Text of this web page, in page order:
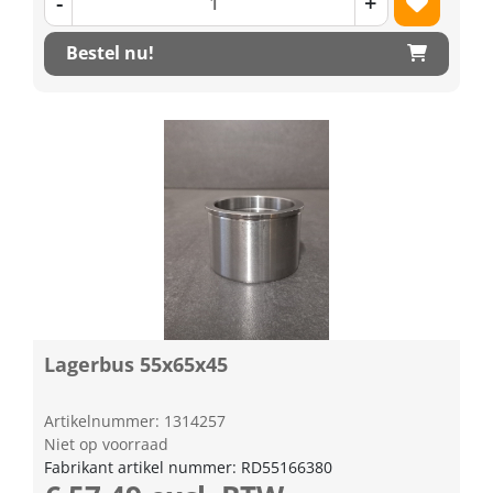
Bestel nu!
Lagerbus 55x65x45
Artikelnummer: 1314257
Niet op voorraad
Fabrikant artikel nummer: RD55166380